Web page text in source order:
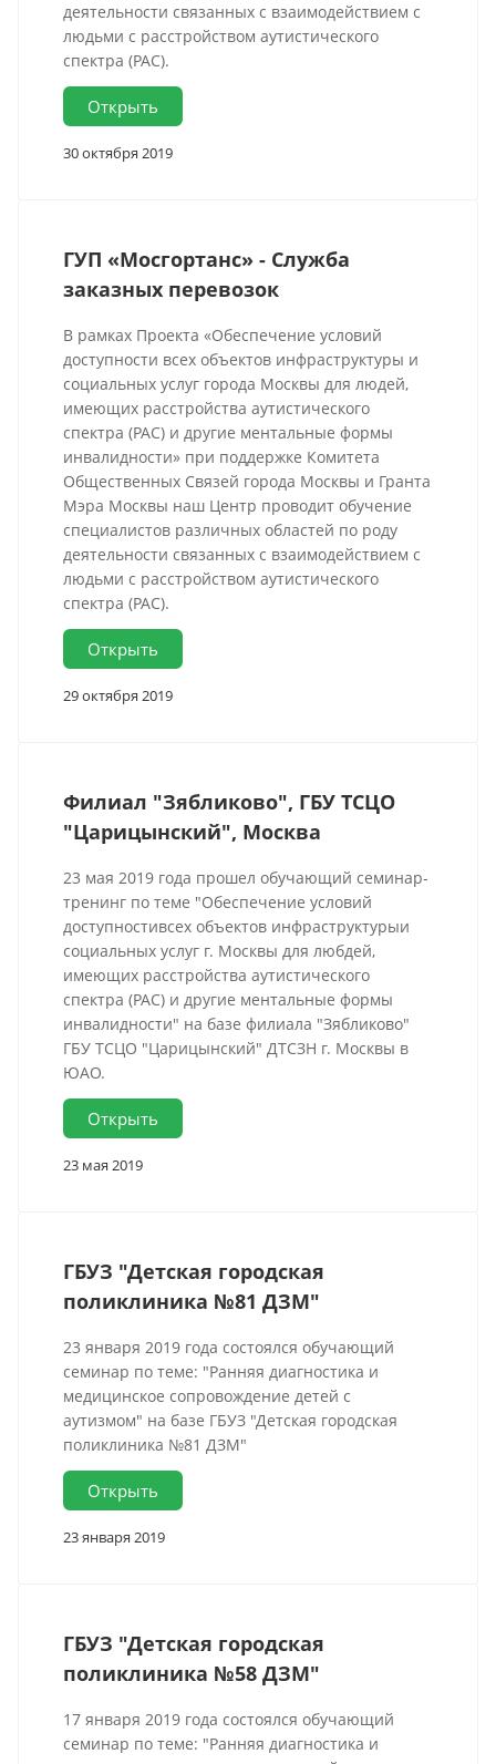
деятельности связанных с взаимодействием с
людьми с расстройством аутистического
спектра (РАС).
Открыть
30 октября 2019
ГУП «Мосгортанс» - Служба
заказных перевозок
В рамках Проекта «Обеспечение условий
доступности всех объектов инфраструктуры и
социальных услуг города Москвы для людей,
имеющих расстройства аутистического
спектра (РАС) и другие ментальные формы
инвалидности» при поддержке Комитета
Общественных Связей города Москвы и Гранта
Мэра Москвы наш Центр проводит обучение
специалистов различных областей по роду
деятельности связанных с взаимодействием с
людьми с расстройством аутистического
спектра (РАС).
Открыть
29 октября 2019
Филиал "Зябликово", ГБУ ТСЦО
"Царицынский", Москва
23 мая 2019 года прошел обучающий семинар-
тренинг по теме "Обеспечение условий
доступностивсех объектов инфраструктурыи
социальных услуг г. Москвы для любдей,
имеющих расстройства аутистического
спектра (РАС) и другие ментальные формы
инвалидности" на базе филиала "Зябликово"
ГБУ ТСЦО "Царицынский" ДТСЗН г. Москвы в
ЮАО.
Открыть
23 мая 2019
ГБУЗ "Детская городская
поликлиника №81 ДЗМ"
23 января 2019 года состоялся обучающий
семинар по теме: "Ранняя диагностика и
медицинское сопровождение детей с
аутизмом" на базе ГБУЗ "Детская городская
поликлиника №81 ДЗМ"
Открыть
23 января 2019
ГБУЗ "Детская городская
поликлиника №58 ДЗМ"
17 января 2019 года состоялся обучающий
семинар по теме: "Ранняя диагностика и